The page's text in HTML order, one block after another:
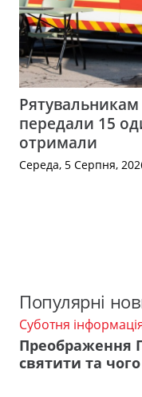
передали 15
отримали
Середа, 5 Серпня,
Популярні
Суботня
Преображення
святити та